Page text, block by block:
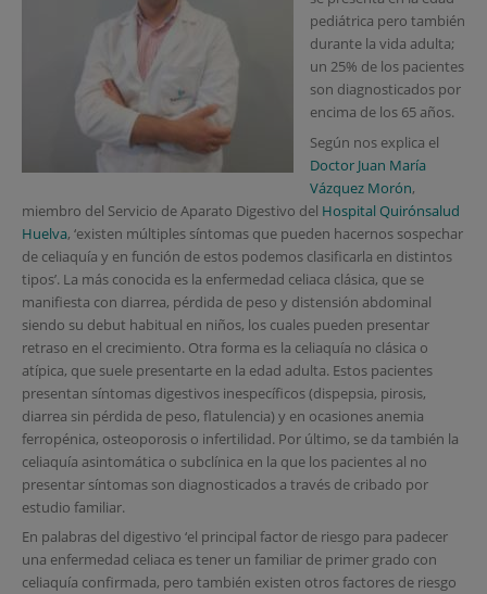
pediátrica pero también
durante la vida adulta;
un 25% de los pacientes
son diagnosticados por
encima de los 65 años.
Según nos explica el
Doctor Juan María
Vázquez Morón,
miembro del Servicio de Aparato Digestivo del Hospital Quirónsalud
Huelva, ‘existen múltiples síntomas que pueden hacernos sospechar
de celiaquía y en función de estos podemos clasificarla en distintos
tipos’. La más conocida es la enfermedad celiaca clásica, que se
manifiesta con diarrea, pérdida de peso y distensión abdominal
siendo su debut habitual en niños, los cuales pueden presentar
retraso en el crecimiento. Otra forma es la celiaquía no clásica o
atípica, que suele presentarte en la edad adulta. Estos pacientes
presentan síntomas digestivos inespecíficos (dispepsia, pirosis,
diarrea sin pérdida de peso, flatulencia) y en ocasiones anemia
ferropénica, osteoporosis o infertilidad. Por último, se da también la
celiaquía asintomática o subclínica en la que los pacientes al no
presentar síntomas son diagnosticados a través de cribado por
estudio familiar.
En palabras del digestivo ‘el principal factor de riesgo para padecer
una enfermedad celiaca es tener un familiar de primer grado con
celiaquía confirmada, pero también existen otros factores de riesgo